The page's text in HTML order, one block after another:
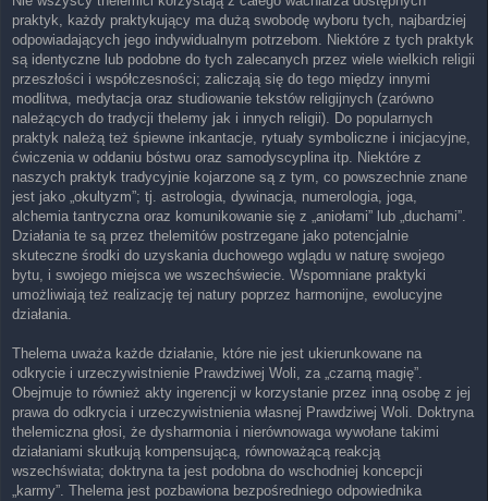
praktyk, każdy praktykujący ma dużą swobodę wyboru tych, najbardziej
odpowiadających jego indywidualnym potrzebom. Niektóre z tych praktyk
są identyczne lub podobne do tych zalecanych przez wiele wielkich religii
przeszłości i współczesności; zaliczają się do tego między innymi
modlitwa, medytacja oraz studiowanie tekstów religijnych (zarówno
należących do tradycji thelemy jak i innych religii). Do popularnych
praktyk należą też śpiewne inkantacje, rytuały symboliczne i inicjacyjne,
ćwiczenia w oddaniu bóstwu oraz samodyscyplina itp. Niektóre z
naszych praktyk tradycyjnie kojarzone są z tym, co powszechnie znane
jest jako „okultyzm”; tj. astrologia, dywinacja, numerologia, joga,
alchemia tantryczna oraz komunikowanie się z „aniołami” lub „duchami”.
Działania te są przez thelemitów postrzegane jako potencjalnie
skuteczne środki do uzyskania duchowego wglądu w naturę swojego
bytu, i swojego miejsca we wszechświecie. Wspomniane praktyki
umożliwiają też realizację tej natury poprzez harmonijne, ewolucyjne
działania.
Thelema uważa każde działanie, które nie jest ukierunkowane na
odkrycie i urzeczywistnienie Prawdziwej Woli, za „czarną magię”.
Obejmuje to również akty ingerencji w korzystanie przez inną osobę z jej
prawa do odkrycia i urzeczywistnienia własnej Prawdziwej Woli. Doktryna
thelemiczna głosi, że dysharmonia i nierównowaga wywołane takimi
działaniami skutkują kompensującą, równoważącą reakcją
wszechświata; doktryna ta jest podobna do wschodniej koncepcji
„karmy”. Thelema jest pozbawiona bezpośredniego odpowiednika